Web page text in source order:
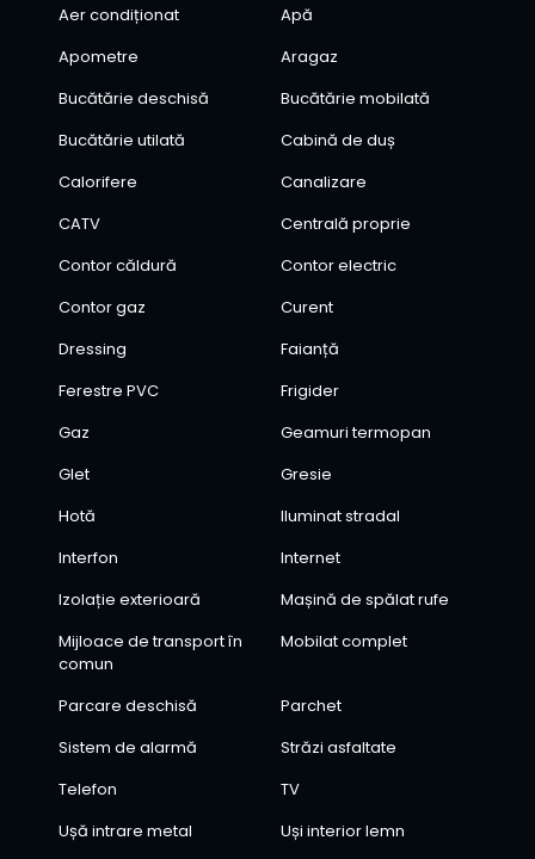
Aer condiționat
Apă
Apometre
Aragaz
Bucătărie deschisă
Bucătărie mobilată
Bucătărie utilată
Cabină de duș
Calorifere
Canalizare
CATV
Centrală proprie
Contor căldură
Contor electric
Contor gaz
Curent
Dressing
Faianță
Ferestre PVC
Frigider
Gaz
Geamuri termopan
Glet
Gresie
Hotă
Iluminat stradal
Interfon
Internet
Izolație exterioară
Mașină de spălat rufe
Mijloace de transport în
comun
Mobilat complet
Parcare deschisă
Parchet
Sistem de alarmă
Străzi asfaltate
Telefon
TV
Ușă intrare metal
Uși interior lemn